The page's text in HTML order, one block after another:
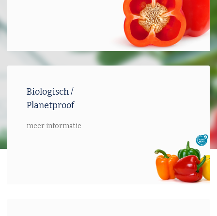
Biologisch /
Planetproof
meer informatie